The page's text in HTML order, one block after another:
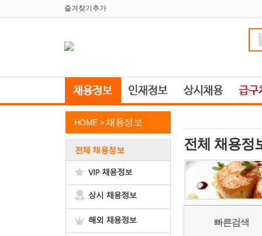
즐겨찾기추가
HOME > 채용정보
전체 채용정보 전체 채용정
빠른검색